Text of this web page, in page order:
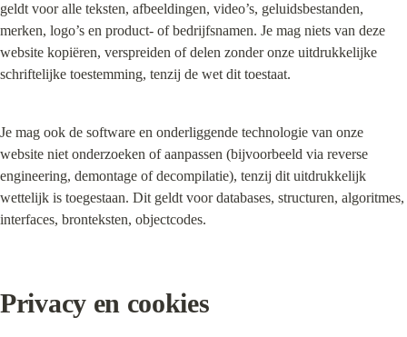
geldt voor alle teksten, afbeeldingen, video’s, geluidsbestanden,
merken, logo’s en product- of bedrijfsnamen. Je mag niets van deze
website kopiëren, verspreiden of delen zonder onze uitdrukkelijke
schriftelijke toestemming, tenzij de wet dit toestaat.
Je mag ook de software en onderliggende technologie van onze
website niet onderzoeken of aanpassen (bijvoorbeeld via reverse
engineering, demontage of decompilatie), tenzij dit uitdrukkelijk
wettelijk is toegestaan. Dit geldt voor databases, structuren, algoritmes,
interfaces, bronteksten, objectcodes.
Privacy en cookies